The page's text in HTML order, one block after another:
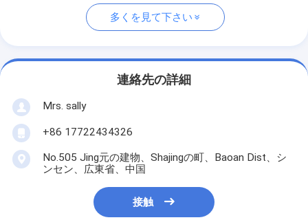
多くを見て下さい
連絡先の詳細
Mrs. sally
+86 17722434326
No.505 Jing元の建物、Shajingの町、Baoan Dist、シ
ンセン、広東省、中国
接触